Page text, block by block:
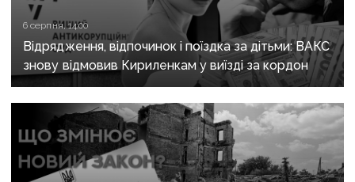
6 серпня, 14:00
Відрядження, відпочинок і поїздка за дітьми: ВАКС
знову відмовив Кириленкам у виїзді за кордон